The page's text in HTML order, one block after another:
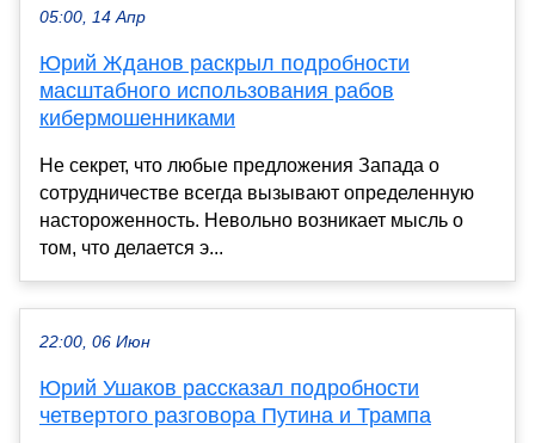
05:00, 14 Апр
Юрий Жданов раскрыл подробности
масштабного использования рабов
кибермошенниками
Не секрет, что любые предложения Запада о
сотрудничестве всегда вызывают определенную
настороженность. Невольно возникает мысль о
том, что делается э...
22:00, 06 Июн
Юрий Ушаков рассказал подробности
четвертого разговора Путина и Трампа